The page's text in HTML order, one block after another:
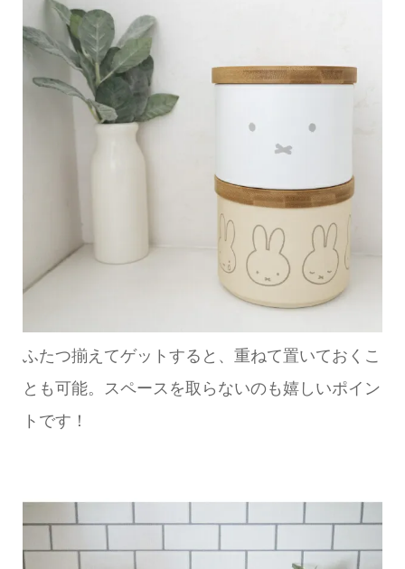
ふたつ揃えてゲットすると、重ねて置いておくこ
とも可能。スペースを取らないのも嬉しいポイン
トです！